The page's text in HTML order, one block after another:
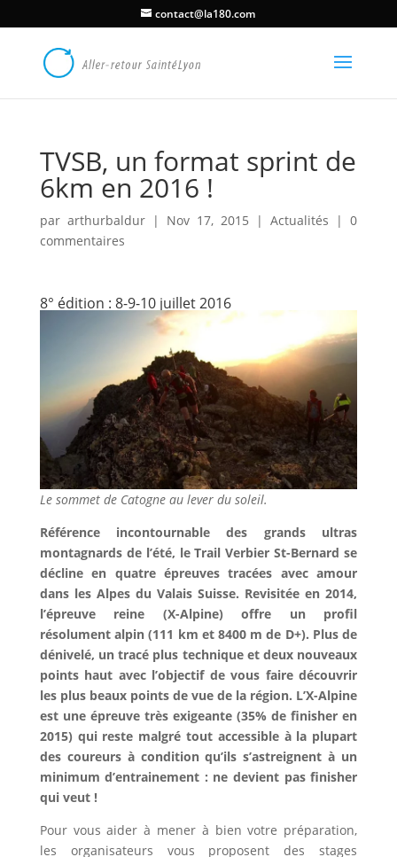
contact@la180.com
TVSB, un format sprint de
6km en 2016 !
par arthurbaldur| Nov 17, 2015 |Actualités |0
commentaires
8° édition : 8-9-10 juillet 2016
Le sommet de Catogne au lever du soleil.
Référence incontournable des grands ultras
montagnards de l’été, le Trail Verbier St-Bernard se
décline en quatre épreuves tracées avec amour
dans les Alpes du Valais Suisse. Revisitée en 2014,
l’épreuve reine (X-Alpine) offre un profil
résolument alpin (111 km et 8400 m de D+). Plus de
dénivelé, un tracé plus technique et deux nouveaux
points haut avec l’objectif de vous faire découvrir
les plus beaux points de vue de la région. L’X-Alpine
est une épreuve très exigeante (35% de finisher en
2015) qui reste malgré tout accessible à la plupart
des coureurs à condition qu’ils s’astreignent à un
minimum d’entrainement : ne devient pas finisher
qui veut !
Pour vous aider à mener à bien votre préparation,
les organisateurs vous proposent des stages